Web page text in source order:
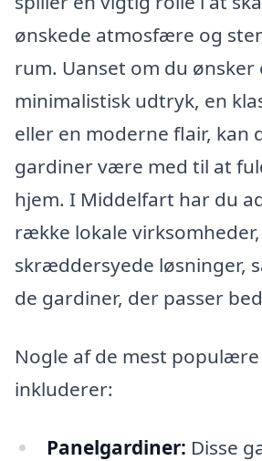
ønskede atmosfære og
rum. Uanset om du ønsker
minimalistisk udtryk, en
eller en moderne flair, kan
gardiner være med til at
hjem. I Middelfart har du
række lokale
skræddersyede løsninger,
de gardiner, der passer
Nogle af de mest
inkluderer:
Panelgardiner: Disse